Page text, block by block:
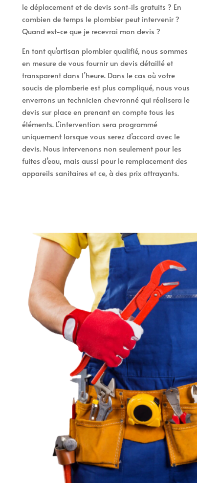
le déplacement et de devis sont-ils gratuits ? En
combien de temps le plombier peut intervenir ?
Quand est-ce que je recevrai mon devis ?
En tant qu’artisan plombier qualifié, nous sommes
en mesure de vous fournir un devis détaillé et
transparent dans l’heure. Dans le cas où votre
soucis de plomberie est plus compliqué, nous vous
enverrons un technicien chevronné qui réalisera le
devis sur place en prenant en compte tous les
éléments. L’intervention sera programmé
uniquement lorsque vous serez d’accord avec le
devis. Nous intervenons non seulement pour les
fuites d’eau, mais aussi pour le remplacement des
appareils sanitaires et ce, à des prix attrayants.